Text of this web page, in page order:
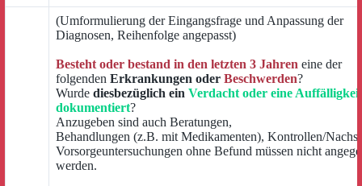
(Umformulierung der Eingangsfrage und Anpassung der
Diagnosen, Reihenfolge angepasst)
Besteht oder bestand in den letzten 3 Jahren eine der
folgenden Erkrankungen oder Beschwerden?
Wurde diesbezüglich ein Verdacht oder eine Auffälligkeit
dokumentiert?
Anzugeben sind auch Beratungen,
Behandlungen (z.B. mit Medikamenten), Kontrollen/
Vorsorgeuntersuchungen ohne Befund müssen nicht
werden.